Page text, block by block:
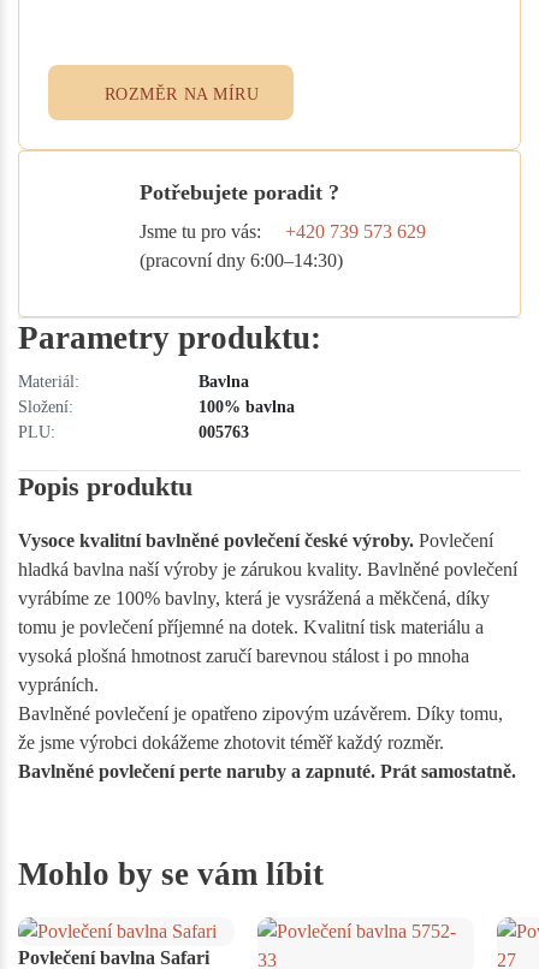
ROZMĚR NA MÍRU
Potřebujete poradit ?
Jsme tu pro vás:
+420 739 573 629
(pracovní dny 6:00–14:30)
Parametry produktu:
Materiál:
Bavlna
Složení:
100% bavlna
PLU:
005763
Popis produktu
Vysoce kvalitní bavlněné povlečení české výroby. Povlečení
hladká bavlna naší výroby je zárukou kvality. Bavlněné povlečení
vyrábíme ze 100% bavlny, která je vysrážená a měkčená, díky
tomu je povlečení příjemné na dotek. Kvalitní tisk materiálu a
vysoká plošná hmotnost zaručí barevnou stálost i po mnoha
vypráních.
Bavlněné povlečení je opatřeno zipovým uzávěrem. Díky tomu,
že jsme výrobci dokážeme zhotovit téměř každý rozměr.
Bavlněné povlečení perte naruby a zapnuté. Prát samostatně.
Mohlo by se vám líbit
Povlečení bavlna Safari